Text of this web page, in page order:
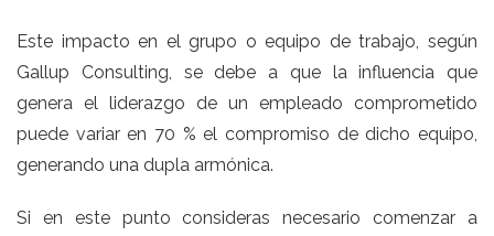
Este impacto en el grupo o equipo de trabajo, según
Gallup Consulting, se debe a que la influencia que
genera el liderazgo de un empleado comprometido
puede variar en 70 % el compromiso de dicho equipo,
generando una dupla armónica.
Si en este punto consideras necesario comenzar a